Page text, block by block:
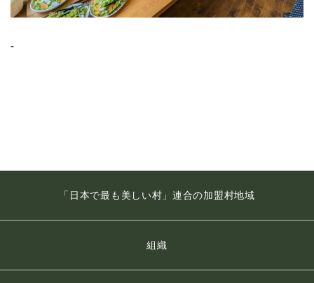
-
「日本で最も美しい村」連合の加盟村地域
組織